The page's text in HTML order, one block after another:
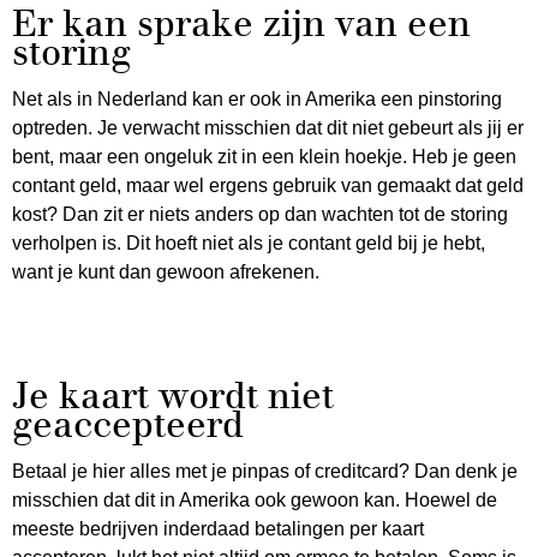
Er kan sprake zijn van een
storing
Net als in Nederland kan er ook in Amerika een pinstoring
optreden. Je verwacht misschien dat dit niet gebeurt als jij er
bent, maar een ongeluk zit in een klein hoekje. Heb je geen
contant geld, maar wel ergens gebruik van gemaakt dat geld
kost? Dan zit er niets anders op dan wachten tot de storing
verholpen is. Dit hoeft niet als je contant geld bij je hebt,
want je kunt dan gewoon afrekenen.
Je kaart wordt niet
geaccepteerd
Betaal je hier alles met je pinpas of creditcard? Dan denk je
misschien dat dit in Amerika ook gewoon kan. Hoewel de
meeste bedrijven inderdaad betalingen per kaart